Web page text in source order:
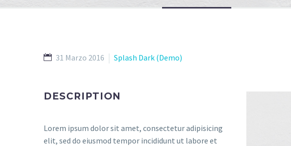
31 Marzo 2016 Splash Dark (Demo)
DESCRIPTION
Lorem ipsum dolor sit amet, consectetur adipisicing
elit, sed do eiusmod tempor incididunt ut labore et